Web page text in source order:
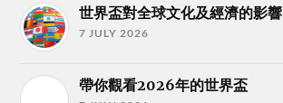
世界盃對全球文化及經濟的影響
7 JULY 2026
帶你觀看2026年的世界盃